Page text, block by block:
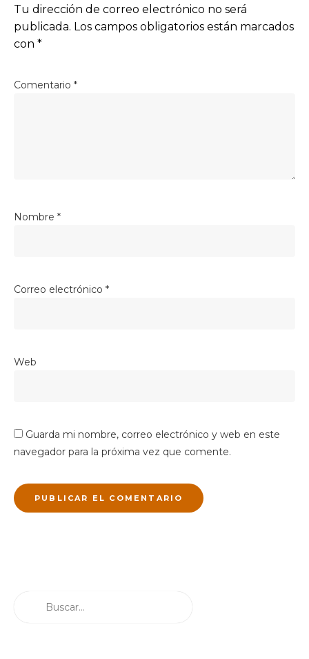
Tu dirección de correo electrónico no será
publicada. Los campos obligatorios están marcados
con *
Comentario *
Nombre *
Correo electrónico *
Web
Guarda mi nombre, correo electrónico y web en este
navegador para la próxima vez que comente.